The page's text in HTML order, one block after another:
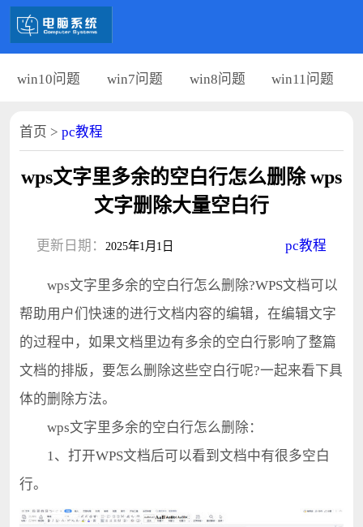
win10问题 win7问题 win8问题 win11问题
首页 > pc教程
wps文字里多余的空白行怎么删除 wps
文字删除大量空白行
更新日期： 2025年1月1日 pc教程
wps文字里多余的空白行怎么删除?WPS文档可以
帮助用户们快速的进行文档内容的编辑，在编辑文字
的过程中，如果文档里边有多余的空白行影响了整篇
文档的排版，要怎么删除这些空白行呢?一起来看下具
体的删除方法。
wps文字里多余的空白行怎么删除：
1、打开WPS文档后可以看到文档中有很多空白
行。